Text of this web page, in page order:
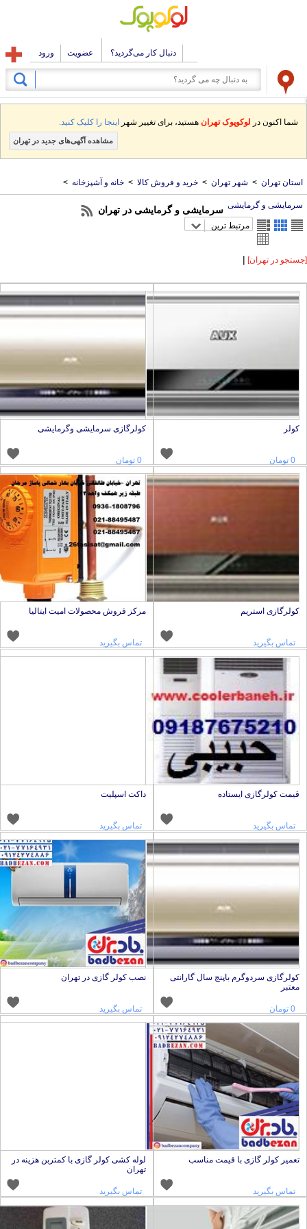
دنبال کار می‌گردید؟ عضویت ورود
شما اکنون در لوکوپوک تهرانهستید، برای تغییر شهراینجا را کلیک کنید.
مشاهده آگهی‌های جدید در تهران
تهران > شهر تهران > خرید و فروش کالا > خانه و آشپزخانه >
و گرمایشی سرمایشی و گرمایشی در تهران
مرتبط ترین
در تهران] |
کولر کولرگازی سرمایشی وگرمایشی
کولرگازی استریم
تماس بگیرید
مرکز فروش محصولات امیت ایتالیا
تماس بگیرید
قیمت کولرگازی ایستاده
تماس بگیرید
داکت اسپلیت
تماس بگیرید
کولرگازی سردوگرم باپنج سال گارانتی
معتبر
نصب کولر گازی در تهران
تماس بگیرید
تعمیر کولر گازی با قیمت مناسب
تماس بگیرید
لوله کشی کولر گازی با کمتربن هزینه در
تهران
تماس بگیرید